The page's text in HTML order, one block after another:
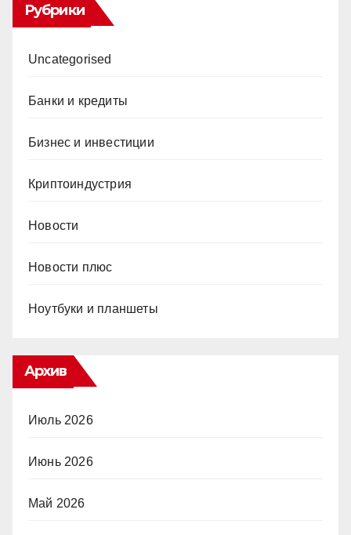
Рубрики
Uncategorised
Банки и кредиты
Бизнес и инвестиции
Криптоиндустрия
Новости
Новости плюс
Ноутбуки и планшеты
Архив
Июль 2026
Июнь 2026
Май 2026